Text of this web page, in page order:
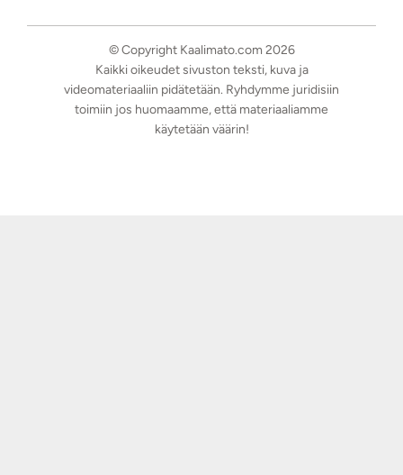
© Copyright Kaalimato.com 2026
Kaikki oikeudet sivuston teksti, kuva ja
videomateriaaliin pidätetään. Ryhdymme juridisiin
toimiin jos huomaamme, että materiaaliamme
käytetään väärin!